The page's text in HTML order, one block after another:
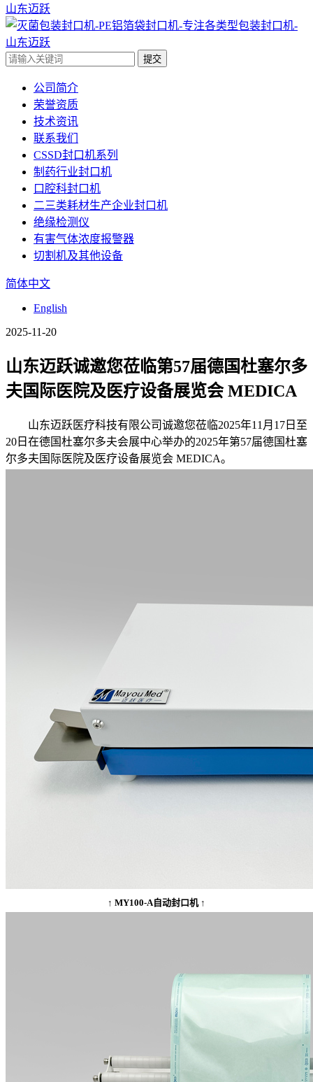
提交
公司简介
荣誉资质
技术资讯
联系我们
CSSD封口机系列
制药行业封口机
口腔科封口机
二三类耗材生产企业封口机
绝缘检测仪
有害气体浓度报警器
切割机及其他设备
简体中文
English
2025-11-20
山东迈跃诚邀您莅临第57届德国杜塞尔多
夫国际医院及医疗设备展览会 MEDICA
山东迈跃医疗科技有限公司诚邀您莅临2025年11月17日至
20日在德国杜塞尔多夫会展中心举办的2025年第57届德国杜塞
尔多夫国际医院及医疗设备展览会 MEDICA。
↑ MY100-A自动封口机 ↑